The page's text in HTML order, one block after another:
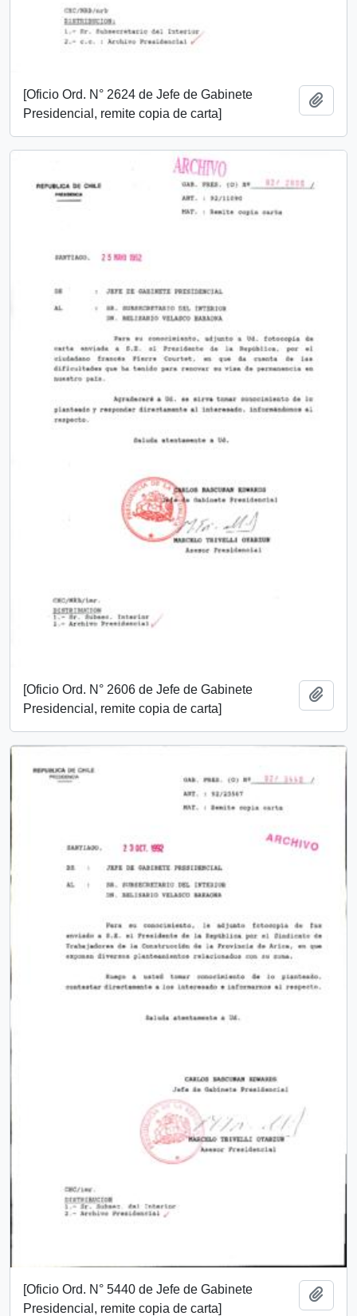
[Oficio Ord. N° 2624 de Jefe de Gabinete
Presidencial, remite copia de carta]
[Oficio Ord. N° 2606 de Jefe de Gabinete
Presidencial, remite copia de carta]
[Oficio Ord. N° 5440 de Jefe de Gabinete
Presidencial, remite copia de carta]